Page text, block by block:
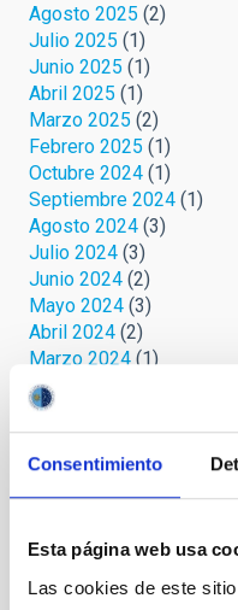
Consentimiento
Esta página web usa
Las cookies de este
Agosto 2025 (2)
Julio 2025 (1)
Junio 2025 (1)
Abril 2025 (1)
Marzo 2025 (2)
Febrero 2025 (1)
Octubre 2024 (1)
Septiembre 2024 (1)
Agosto 2024 (3)
Julio 2024 (3)
Junio 2024 (2)
Mayo 2024 (3)
Abril 2024 (2)
Marzo 2024 (1)
Febrero 2023
Octubre 2022
Septiembre 2022(1)
Agosto 2022(1)
Abril 2022(1)
Febrero 2022(2)